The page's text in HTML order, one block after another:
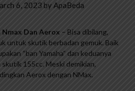
6, 2023 byApaBeda
Nmax Dan Aerox – Bisa dibilang,
untuk skutik berbadan gemuk. Baik
“ban Yamaha” dan keduanya
155cc. Meski demikian,
Aerox dengan NMax.